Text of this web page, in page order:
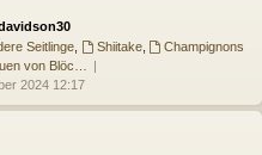
Seitlinge, Shiitake,
Champignons
von Blöc…
2024 12:17